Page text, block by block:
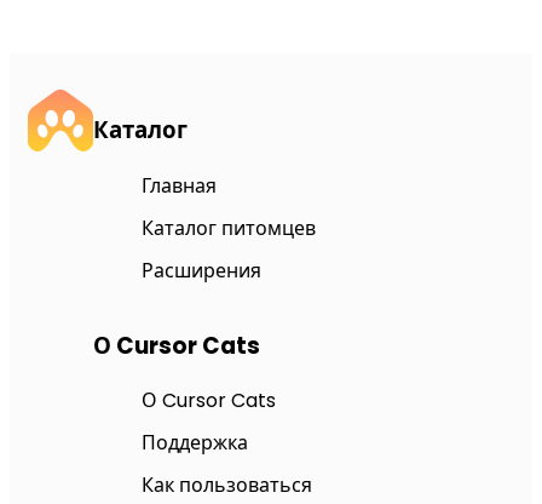
Каталог
Главная
Каталог питомцев
Расширения
О Cursor Cats
О Cursor Cats
Поддержка
Как пользоваться